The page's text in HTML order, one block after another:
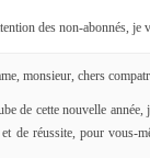
des non-abonnés, je
monsieur, chers
de cette nouvelle
et de réussite, pour vous-